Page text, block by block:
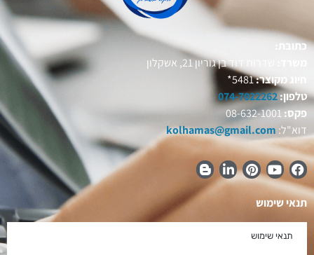
כתובת:
משרד:
שדרות דוד בן גוריון 21, אשקלון
חיוג מקוצר:5481*
טלפון:074-7022262
פקס:08-632-1001
דוא"ל:kolhamas@gmail.com
תנאי שימוש
תנאי שימוש